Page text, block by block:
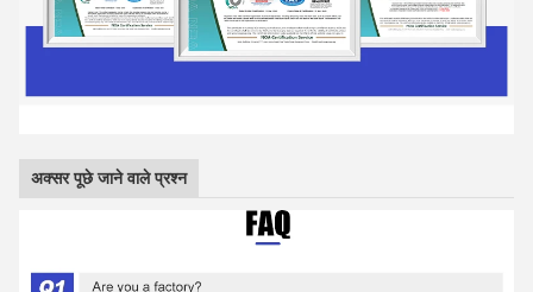
अक्सर पूछे जाने वाले प्रश्न